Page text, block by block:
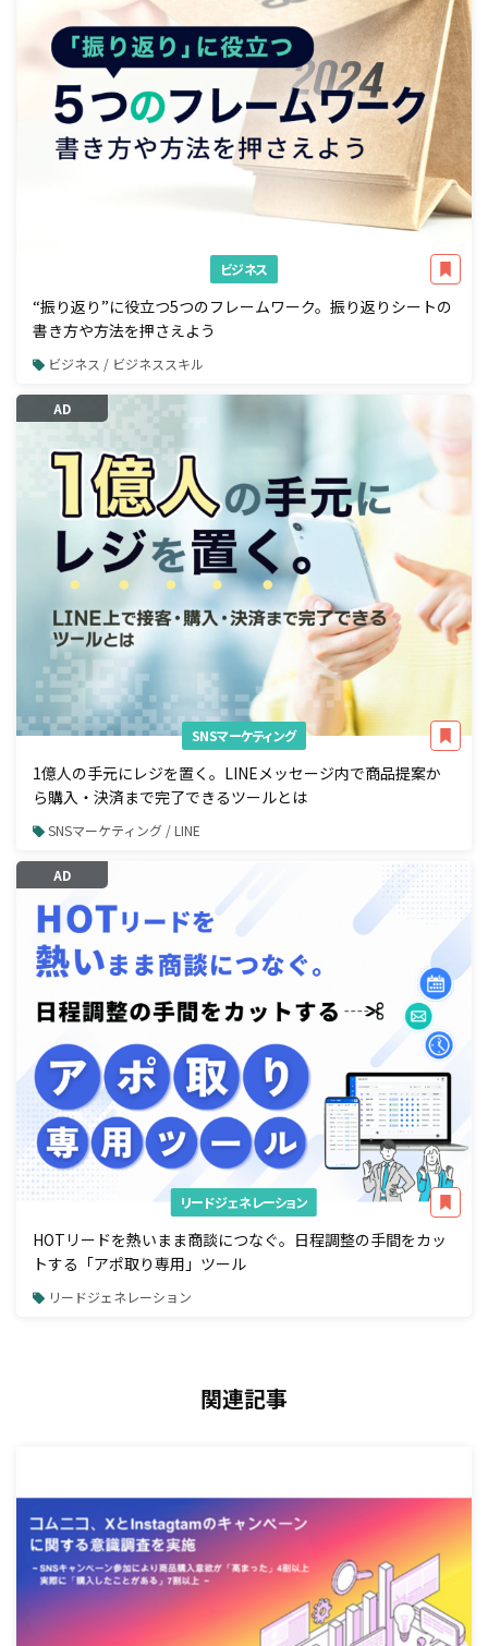
ビジネス
“振り返り”に役立つ5つのフレームワーク。振り返りシートの
書き方や方法を押さえよう
ビジネス / ビジネススキル
AD
SNSマーケティング
1億人の手元にレジを置く。LINEメッセージ内で商品提案か
ら購入・決済まで完了できるツールとは
SNSマーケティング / LINE
AD
リードジェネレーション
HOTリードを熱いまま商談につなぐ。日程調整の手間をカッ
トする「アポ取り専用」ツール
リードジェネレーション
関連記事